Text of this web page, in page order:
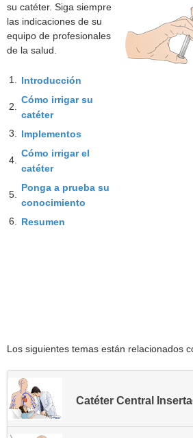
su catéter. Siga siempre
las indicaciones de su
equipo de profesionales
de la salud.
1. Introducción
2.
Cómo irrigar su
catéter
3. Implementos
4.
Cómo irrigar el
catéter
5.
Ponga a prueba su
conocimiento
6. Resumen
Los siguientes temas están relacionados